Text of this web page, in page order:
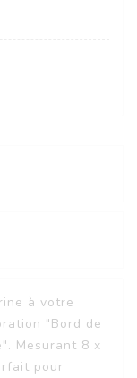
à votre
"Bord de
Mesurant 8 x
pour